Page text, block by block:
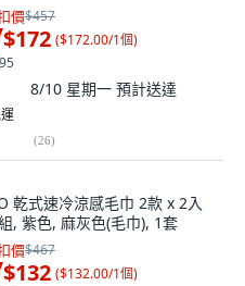
價$457
$172 ($172.00/1個)
8/10 星期一 預計送達
(26)
乾式速冷涼感毛巾 2款 x 2入
, 紫色, 麻灰色(毛巾), 1套
價$467
$132 ($132.00/1個)